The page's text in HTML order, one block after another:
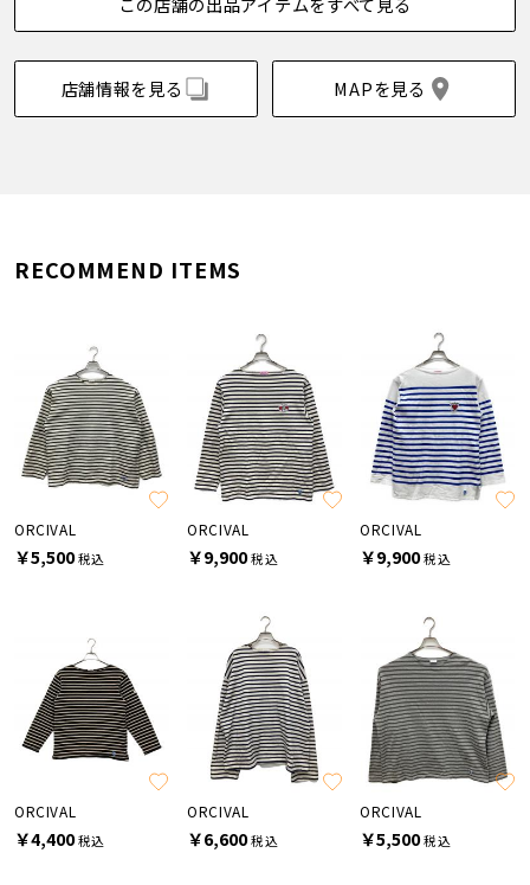
店舗情報を見る MAPを見る
RECOMMEND ITEMS
ORCIVAL
￥5,500税込
ORCIVAL
￥9,900税込
ORCIVAL
￥9,900税込
ORCIVAL
￥4,400税込
ORCIVAL
￥6,600税込
ORCIVAL
￥5,500税込